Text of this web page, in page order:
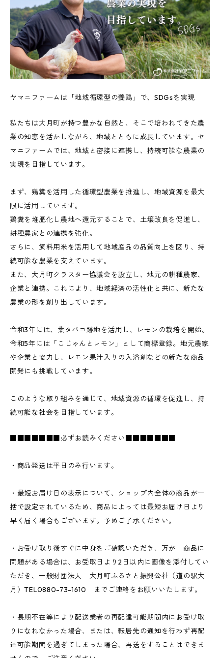
ヤマニファームは「地域循環型の養鶏」で、SDGsを実現
私たちは大月町が持つ豊かな自然と、そこで培われてきた農
業の知恵を活かしながら、地域とともに成長しています。ヤ
マニファームでは、地域と密接に連携し、持続可能な農業の
実現を目指しています。
まず、鶏糞を活用した循環型農業を推進し、地域資源を最大
限に活用しています。
鶏糞を堆肥化し農地へ還元することで、土壌改良を促進し、
耕種農家との連携を強化。
さらに、飼料用米を活用して地域産品の品質向上を図り、持
続可能な農業を支えています。
また、大月町クラスター協議会を設立し、地元の耕種農家、
企業と連携。これにより、地域経済の活性化と共に、新たな
農業の形を創り出しています。
令和3年には、葉タバコ跡地を活用し、レモンの栽培を開始。
令和5年には「こじゃんとレモン」として商標登録。地元農家
や企業と協力し、レモン果汁入りの入浴剤などの新たな商品
開発にも挑戦しています。
このような取り組みを通じて、地域資源の循環を促進し、持
続可能な社会を目指しています。
■■■■■■■必ずお読みください■■■■■■■
・商品発送は平日のみ行います。
・最短お届け日の表示について、ショップ内全体の商品が一
括で設定されているため、商品によっては最短お届け日より
早く届く場合もございます。予めご了承ください。
・お受け取り後すぐに中身をご確認いただき、万が一商品に
問題がある場合は、お受取日より2日以内に画像を添付してい
ただき、一般財団法人 大月町ふるさと振興公社（道の駅大
月）TEL0880-73-1610 までご連絡をお願いいたします。
・長期不在等により配送業者の再配達可能期間内にお受け取
りになれなかった場合、または、転居先の通知を行わず再配
達可能期間を過ぎてしまった場合、再送をすることはできま